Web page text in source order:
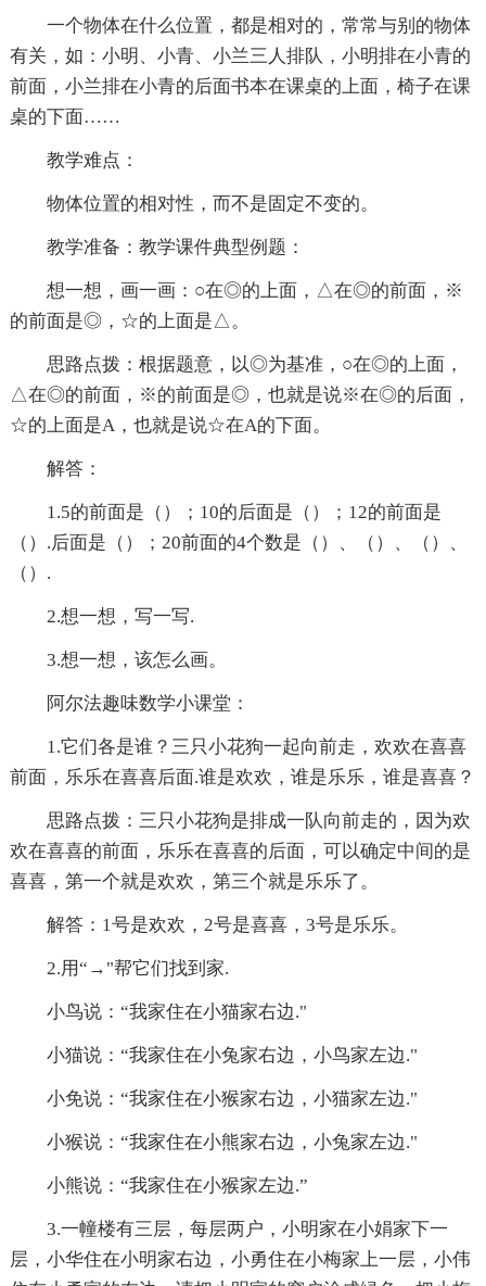
一个物体在什么位置，都是相对的，常常与别的物体
有关，如：小明、小青、小兰三人排队，小明排在小青的
前面，小兰排在小青的后面书本在课桌的上面，椅子在课
桌的下面……
教学难点：
物体位置的相对性，而不是固定不变的。
教学准备：教学课件典型例题：
想一想，画一画：○在◎的上面，△在◎的前面，※
的前面是◎，☆的上面是△。
思路点拨：根据题意，以◎为基准，○在◎的上面，
△在◎的前面，※的前面是◎，也就是说※在◎的后面，
☆的上面是A，也就是说☆在A的下面。
解答：
1.5的前面是（）；10的后面是（）；12的前面是
（）.后面是（）；20前面的4个数是（）、（）、（）、
（）.
2.想一想，写一写.
3.想一想，该怎么画。
阿尔法趣味数学小课堂：
1.它们各是谁？三只小花狗一起向前走，欢欢在喜喜
前面，乐乐在喜喜后面.谁是欢欢，谁是乐乐，谁是喜喜？
思路点拨：三只小花狗是排成一队向前走的，因为欢
欢在喜喜的前面，乐乐在喜喜的后面，可以确定中间的是
喜喜，第一个就是欢欢，第三个就是乐乐了。
解答：1号是欢欢，2号是喜喜，3号是乐乐。
2.用“→"帮它们找到家.
小鸟说：“我家住在小猫家右边."
小猫说：“我家住在小兔家右边，小鸟家左边."
小免说：“我家住在小猴家右边，小猫家左边."
小猴说：“我家住在小熊家右边，小兔家左边."
小熊说：“我家住在小猴家左边.”
3.一幢楼有三层，每层两户，小明家在小娟家下一
层，小华住在小明家右边，小勇住在小梅家上一层，小伟